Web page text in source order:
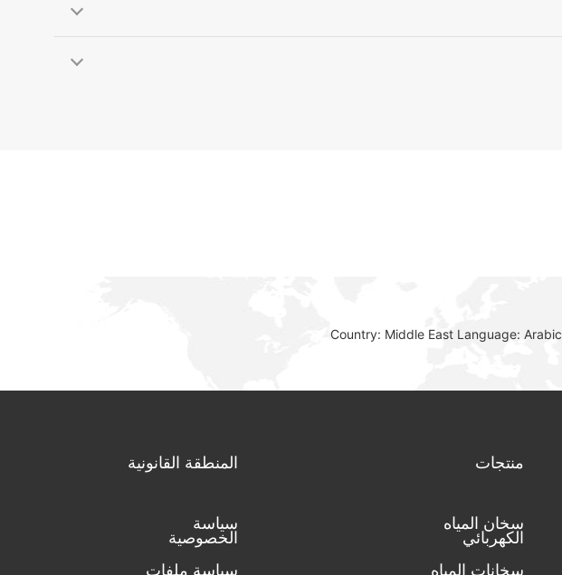
Country: Middle East Language: Arabic
منتجات
سخان المياه
الكهربائي
سخانات المياه
المنطقة القانونية
سياسة
الخصوصية
سياسة ملفات